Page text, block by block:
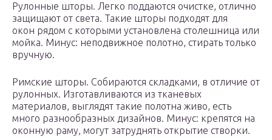
Рулонные шторы. Легко поддаются очистке, отлично
защищают от света. Такие шторы подходят для
окон рядом с которыми установлена столешница или
мойка. Минус: неподвижное полотно, стирать только
вручную.
Римские шторы. Собираются складками, в отличие от
рулонных. Изготавливаются из тканевых
материалов, выглядят такие полотна живо, есть
много разнообразных дизайнов. Минус: крепятся на
оконную раму, могут затруднять открытие створки.